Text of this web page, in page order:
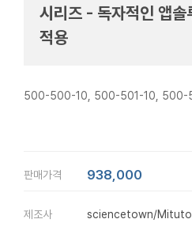
시리즈 - 독자적인 앱솔
적용
500-500-10, 500-501-10, 500-
판매가격 938,000
제조사 sciencetown/